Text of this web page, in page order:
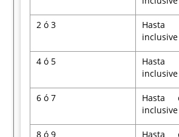
2 ó 3
inclusive
4 ó 5
inclusive
6 ó 7
inclusive
8 ó 9